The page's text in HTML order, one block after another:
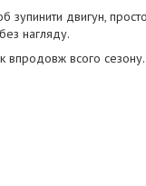
двигун,
нагляду.
впродовж всого